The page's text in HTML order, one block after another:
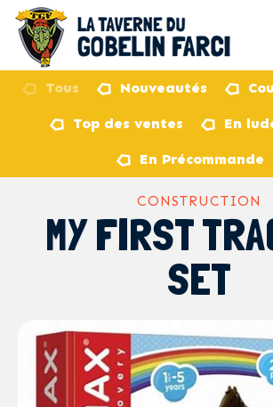
Tous Nouveautés
Top des ventes En
En Précommande
CONSTRUCTION
MY FIRST
SET